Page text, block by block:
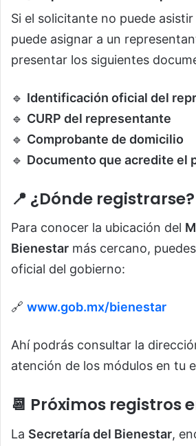
Si el solicitante no puede
puede asignar a un
presentar los siguientes
🔹 Identificación oficial del
🔹 CURP del representante
🔹 Comprobante de domicilio
🔹 Documento que acredite el
📍 ¿Dónde registrarse?
Para conocer la ubicación del
Bienestar más cercano,
oficial del gobierno:
🔗 www.gob.mx/bienestar
Ahí podrás consultar la
atención de los módulos en tu
📆 Próximos registros
La Secretaría del Bienestar,